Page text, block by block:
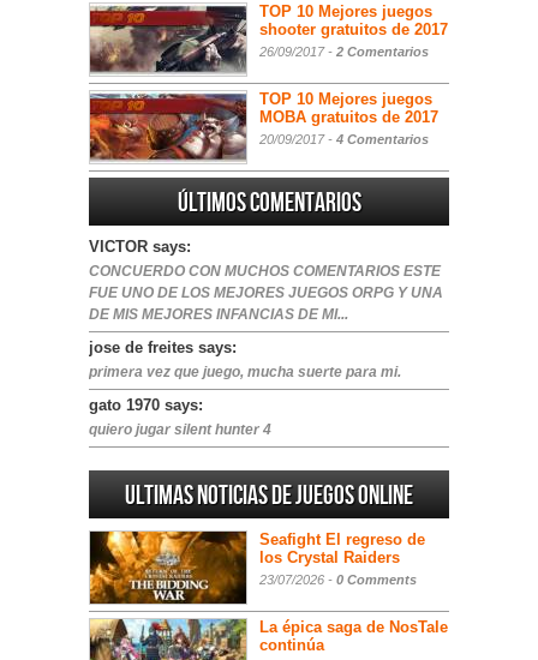
TOP 10 Mejores juegos
shooter gratuitos de 2017
26/09/2017 - 2 Comentarios
TOP 10 Mejores juegos
MOBA gratuitos de 2017
20/09/2017 - 4 Comentarios
Últimos comentarios
VICTOR says:
CONCUERDO CON MUCHOS COMENTARIOS ESTE
FUE UNO DE LOS MEJORES JUEGOS ORPG Y UNA
DE MIS MEJORES INFANCIAS DE MI...
jose de freites says:
primera vez que juego, mucha suerte para mi.
gato 1970 says:
quiero jugar silent hunter 4
Ultimas noticias de juegos online
Seafight El regreso de
los Crystal Raiders
23/07/2026 - 0 Comments
La épica saga de NosTale
continúa